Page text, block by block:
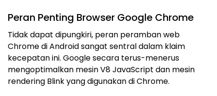
Peran Penting Browser Google Chrome
Tidak dapat dipungkiri, peran peramban web
Chrome di Android sangat sentral dalam klaim
kecepatan ini. Google secara terus-menerus
mengoptimalkan mesin V8 JavaScript dan mesin
rendering Blink yang digunakan di Chrome.